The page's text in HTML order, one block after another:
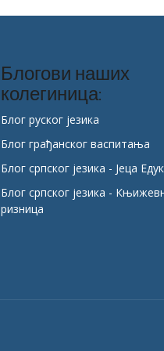
Блогови наших
колегиница:
Блог руског језика
Блог грађанског васпитања
Блог српског језика - Јеца
Блог српског језика -
ризница